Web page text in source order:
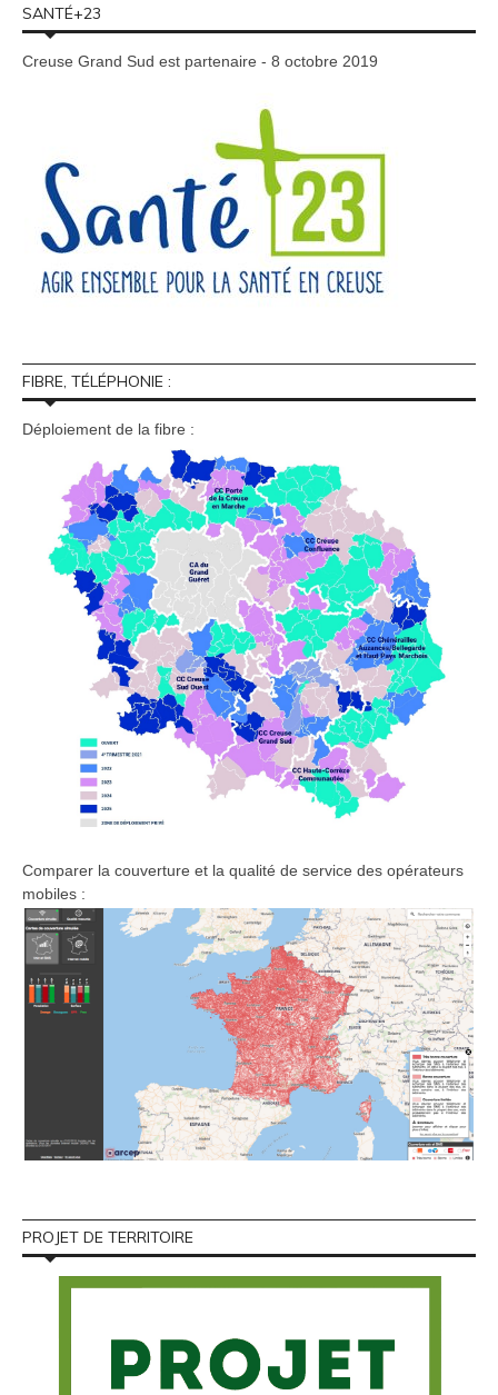
SANTÉ+23
Creuse Grand Sud est partenaire - 8 octobre 2019
FIBRE, TÉLÉPHONIE :
Déploiement de la fibre :
Comparer la couverture et la qualité de service des opérateurs
mobiles :
PROJET DE TERRITOIRE